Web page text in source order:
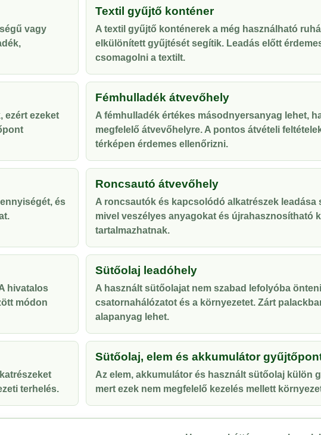
vagy
Textil gyűjtő konténer
A textil gyűjtő konténerek a még használható
elkülönített gyűjtését segítik. Leadás előtt
csomagolni a textilt.
ezért ezeket
Fémhulladék átvevőhely
A fémhulladék értékes másodnyersanyag lehet,
megfelelő átvevőhelyre. A pontos átvételi
térképen érdemes ellenőrizni.
és
Roncsautó átvevőhely
A roncsautók és kapcsolódó alkatrészek leadása
mivel veszélyes anyagokat és újrahasznosítható
tartalmazhatnak.
hivatalos
módon
Sütőolaj leadóhely
A használt sütőolajat nem szabad lefolyóba
csatornahálózatot és a környezetet. Zárt
alapanyag lehet.
terhelés.
Sütőolaj, elem és akkumulátor
Az elem, akkumulátor és használt sütőolaj külön
mert ezek nem megfelelő kezelés mellett